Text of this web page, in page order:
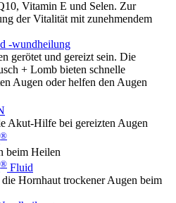
Vitamin E und Selen. Zur
der Vitalität mit zunehmendem
-wundheilung
gerötet und gereizt sein. Die
+ Lomb bieten schnelle
Augen oder helfen den Augen
Akut-Hilfe bei gereizten Augen
®
beim Heilen
® Fluid
Hornhaut trockener Augen beim